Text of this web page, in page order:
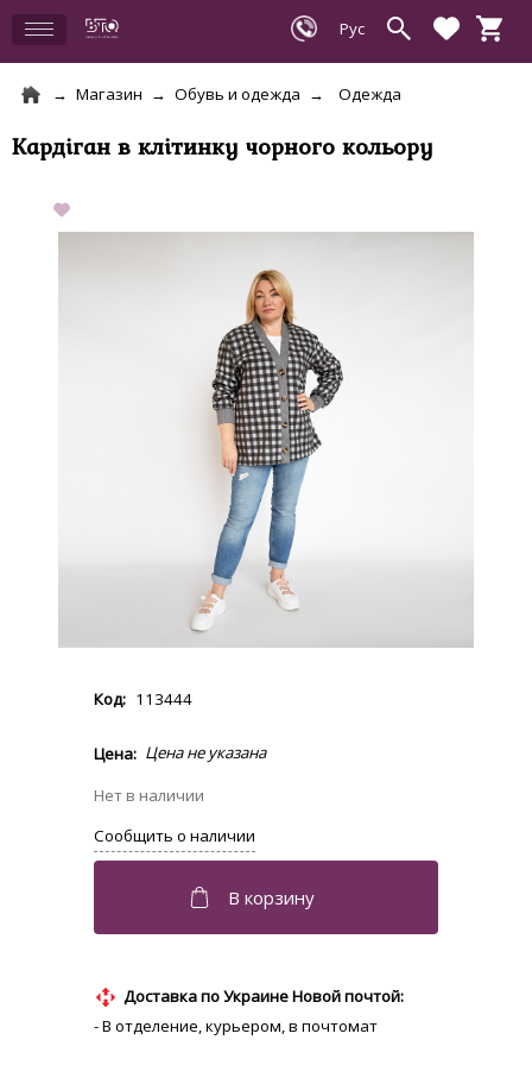
Магазин Обувь и одежда Одежда
Кардіган в клітинку чорного кольору
113444
Доставка по Украине Новой почтой:
- В отделение, курьером, в почтомат